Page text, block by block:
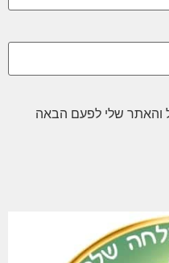
והאתר שלי לפעם הבאה